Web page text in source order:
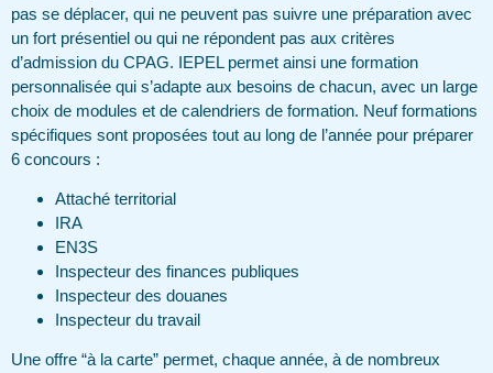
pas se déplacer, qui ne peuvent pas suivre une préparation avec
un fort présentiel ou qui ne répondent pas aux critères
d’admission du CPAG. IEPEL permet ainsi une formation
personnalisée qui s’adapte aux besoins de chacun, avec un large
choix de modules et de calendriers de formation. Neuf formations
spécifiques sont proposées tout au long de l’année pour préparer
6 concours :
Attaché territorial
IRA
EN3S
Inspecteur des finances publiques
Inspecteur des douanes
Inspecteur du travail
Une offre “à la carte” permet, chaque année, à de nombreux